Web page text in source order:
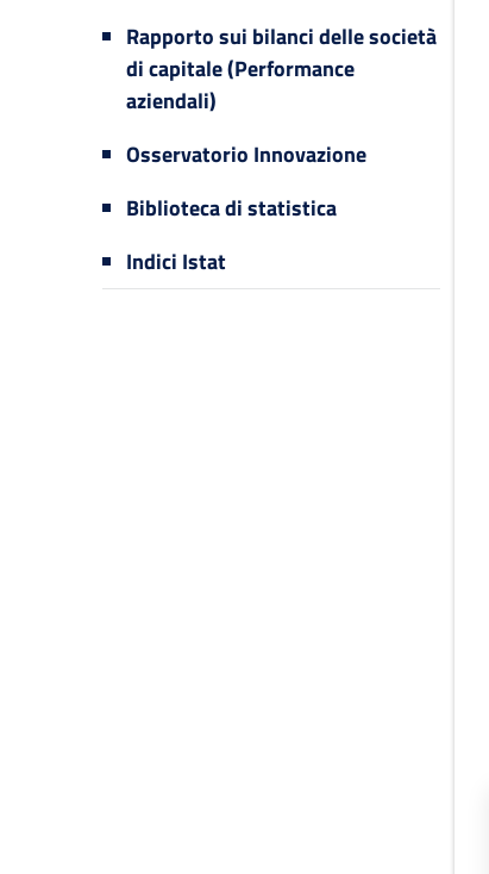
Rapporto sui bilanci delle società
di capitale (Performance
aziendali)
Osservatorio Innovazione
Biblioteca di statistica
Indici Istat